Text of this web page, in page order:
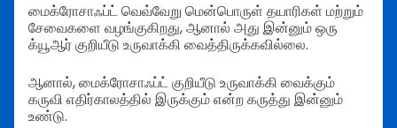
மைக்ரோசாஃப்ட் வெவ்வேறு மென்பொருள் தயாரிகள் மற்றும்
சேவைகளை வழங்குகிறது, ஆனால் அது இன்னும் ஒரு
க்யூஆர் குறியீடு உருவாக்கி வைத்திருக்கவில்லை.
ஆனால், மைக்ரோசாஃப்ட் குறியீடு உருவாக்கி வைக்கும்
கருவி எதிர்காலத்தில் இருக்கும் என்ற கருத்து இன்னும்
உண்டு.